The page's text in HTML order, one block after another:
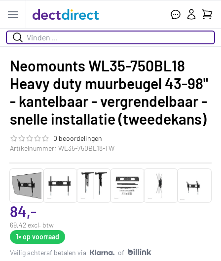
Open menu
Zoeken
Neomounts WL35-750BL18
Heavy duty muurbeugel 43-98"
- kantelbaar - vergrendelbaar -
snelle installatie (tweedekans)
De beoordeling van dit product is
0 beoordelingen
Artikelnummer: WL35-750BL18-TW
84,-
69,42 excl. btw
1×op voorraad
Veilig achteraf betalen via
of